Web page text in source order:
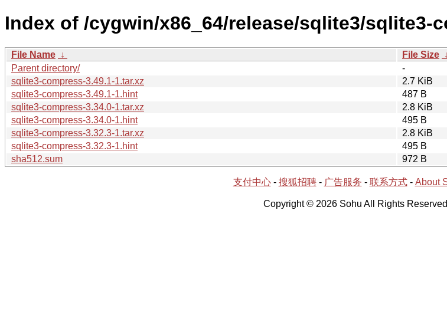
Index of /cygwin/x86_64/release/sqlite3/sqlite3-
File Name ↓ File Size ↓
Parent directory/
-
sqlite3-compress-3.49.1-1.tar.xz
2.7 KiB
sqlite3-compress-3.49.1-1.hint
487 B
sqlite3-compress-3.34.0-1.tar.xz
2.8 KiB
sqlite3-compress-3.34.0-1.hint
495 B
sqlite3-compress-3.32.3-1.tar.xz
2.8 KiB
sqlite3-compress-3.32.3-1.hint
495 B
sha512.sum
972 B
支付中心- 搜狐招聘- 广告服务 - 联系方式- About
Copyright © 2026 Sohu All Rights